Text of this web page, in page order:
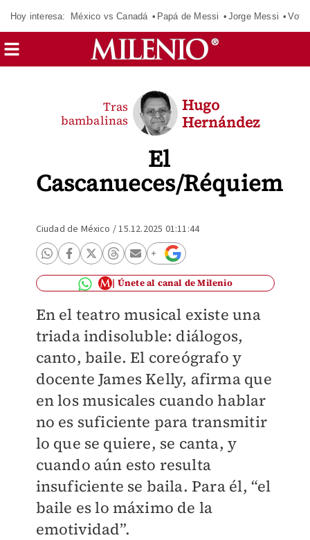
Hoy interesa: México vs Canadá Papá de Messi Jorge Messi
El
Cascanueces/Réquiem
Tras
bambalinas
Hugo
Hernández
Ciudad de México /15.12.2025 01:11:44
Únete al canal de Milenio
En el teatro musical existe una
triada indisoluble: diálogos,
canto, baile. El coreógrafo y
docente James Kelly, afirma que
en los musicales cuando hablar
no es suficiente para transmitir
lo que se quiere, se canta, y
cuando aún esto resulta
insuficiente se baila. Para él, “el
baile es lo máximo de la
emotividad”.